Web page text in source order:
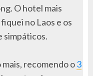
O hotel mais
no Laos e os
simpáticos.
recomendo o3